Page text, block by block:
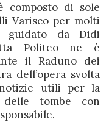
composto di sole
Varisco per molti
guidato da Didi
Politeo ne è
il Raduno dei
dell’opera svolta
utili per la
tombe con
.